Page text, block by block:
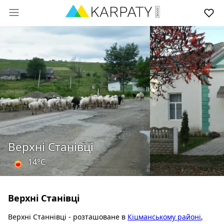
Верхні Станівці
14°C
Верхні Станівці
Верхні Станнівці - розташоване в Кіцманському районі,